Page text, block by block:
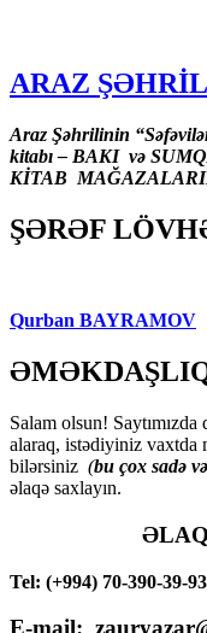
ARAZ
Araz Şəhrilinin
kitabı – BAKI və
KİTAB
ŞƏRƏF
Qurban BAYRAMOV
Salam olsun!
alaraq, istədiyiniz vaxtda
bilərsiniz (bu çox sadə
əlaqə saxlayın.
Tel: (+994) 70-390-39-